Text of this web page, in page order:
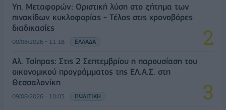
Υπ. Μεταφορών: Οριστική λύση στο ζήτημα των
πινακίδων κυκλοφορίας - Τέλος στις χρονοβόρες
διαδικασίες
09/08/2026 - 11:18 ΕΛΛΑΔΑ
Αλ. Τσίπρας: Στις 2 Σεπτεμβρίου η παρουσίαση του
οικονομικού προγράμματος της ΕΛ.Α.Σ. στη
Θεσσαλονίκη
09/08/2026 - 10:03 ΠΟΛΙΤΙΚΗ